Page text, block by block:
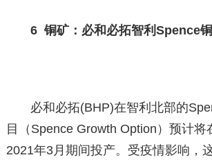
6 铜矿：必和必拓智利Spence
必和必拓(BHP)在智利北部的
目（Spence Growth Option）预计将
2021年3月期间投产。受疫情影响，